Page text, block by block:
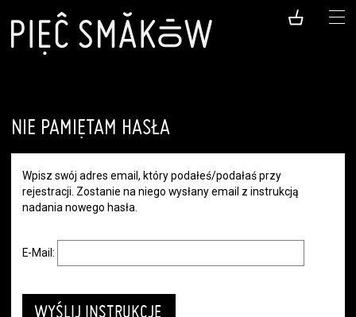
NIE PAMIĘTAM HASŁA
Wpisz swój adres email, który podałeś/podałaś przy
rejestracji. Zostanie na niego wysłany email z instrukcją
nadania nowego hasła.
E-Mail: